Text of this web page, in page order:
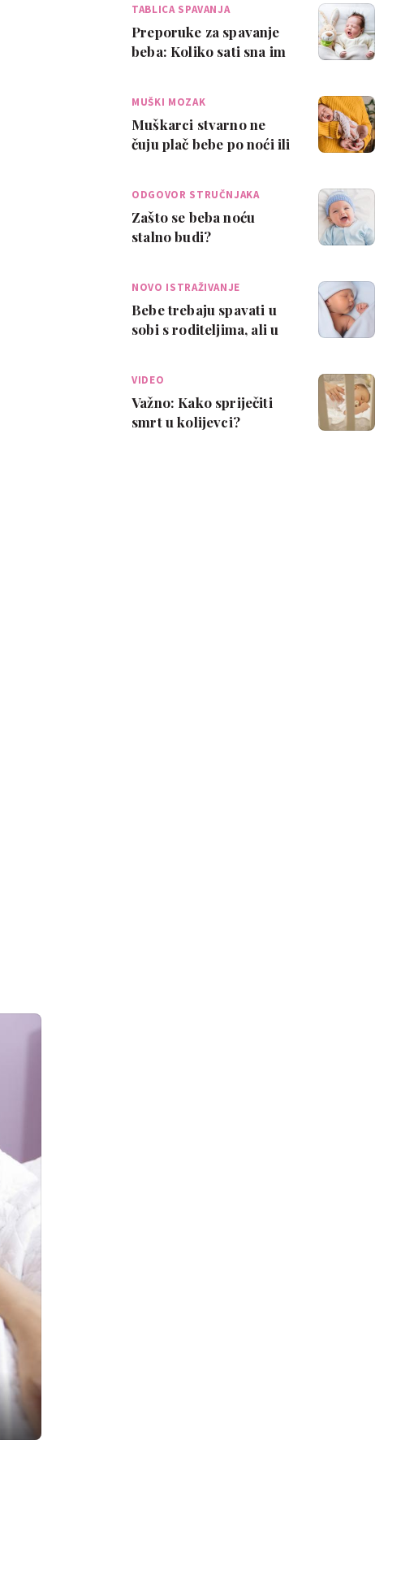
TABLICA SPAVANJA
Preporuke za spavanje
beba: Koliko sati sna im
MUŠKI MOZAK
Muškarci stvarno ne
čuju plač bebe po noći ili
ODGOVOR STRUČNJAKA
Zašto se beba noću
stalno budi?
NOVO ISTRAŽIVANJE
Bebe trebaju spavati u
sobi s roditeljima, ali u
VIDEO
Važno: Kako spriječiti
smrt u kolijevci?